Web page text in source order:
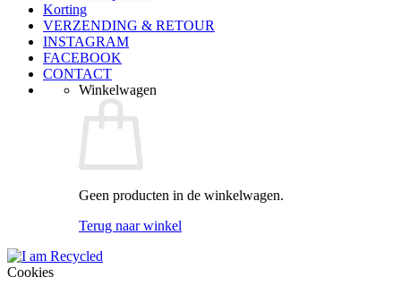
Korting
VERZENDING & RETOUR
INSTAGRAM
FACEBOOK
CONTACT
Winkelwagen
Geen producten in de winkelwagen.
Terug naar winkel
Cookies